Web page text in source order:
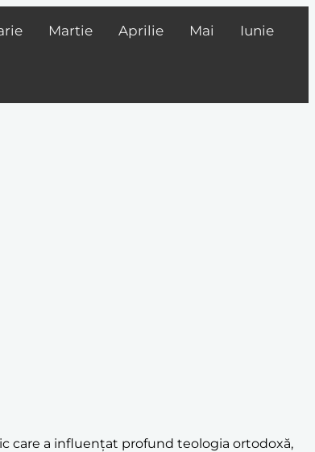
Martie Aprilie Mai Iunie
care a influențat profund teologia ortodoxă,